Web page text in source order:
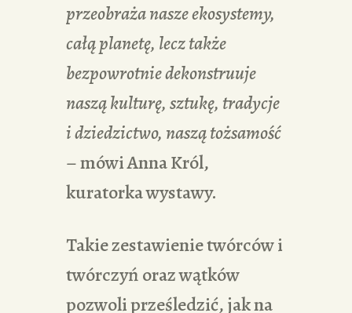
przeobraża nasze ekosystemy,
całą planetę, lecz także
bezpowrotnie dekonstruuje
naszą kulturę, sztukę, tradycje
i dziedzictwo, naszą tożsamość
– mówi Anna Król,
kuratorka wystawy.
Takie zestawienie twórców i
twórczyń oraz wątków
pozwoli prześledzić, jak na